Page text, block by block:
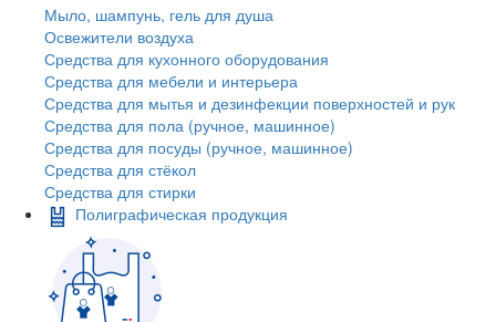
Мыло, шампунь, гель для душа
Освежители воздуха
Средства для кухонного оборудования
Средства для мебели и интерьера
Средства для мытья и дезинфекции поверхностей и рук
Средства для пола (ручное, машинное)
Средства для посуды (ручное, машинное)
Средства для стёкол
Средства для стирки
Полиграфическая продукция